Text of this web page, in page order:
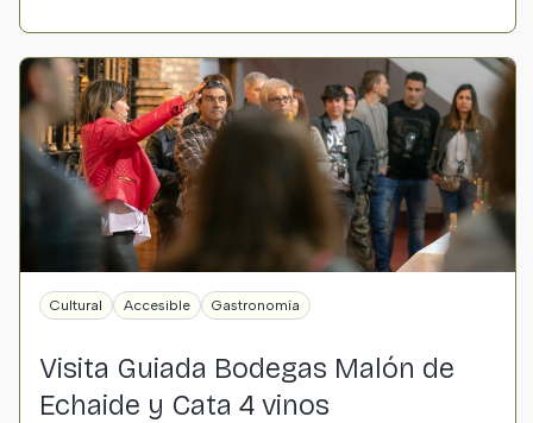
Cultural Accesible Gastronomía
Visita Guiada Bodegas Malón de
Echaide y Cata 4 vinos